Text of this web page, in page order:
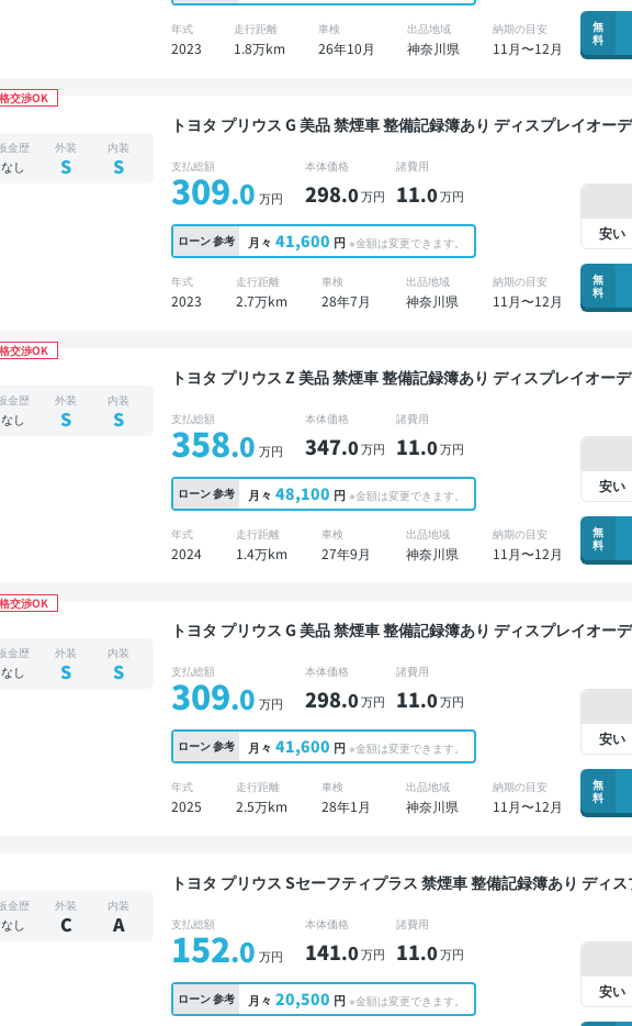
年式
2023
走行距離
1.8万km
車検
26年10月
出品地域
神奈川県
納期の目安
11月〜12月
無
料
交渉OK
トヨタ プリウス G 美品 禁煙車 整備記録簿あり ディスプレイオーディオ TV ブラインドスポット
金歴
なし
外装
S
内装
S 支払総額
309.0 万円
本体価格
298.0万円
諸費用
11.0万円
ローン参考 月々 41,600 円 ※金額は変更できます。
年式
2023
走行距離
2.7万km
車検
28年7月
出品地域
神奈川県
納期の目安
11月〜12月
無
料
交渉OK
トヨタ プリウス Z 美品 禁煙車 整備記録簿あり ディスプレイオーディオ ※ナビキットあり TV ブ
クドア バックモニター 全方位カメラ ドライブレコーダー 衝突軽減
金歴
なし
外装
S
内装
S 支払総額
358.0 万円
本体価格
347.0万円
諸費用
11.0万円
ローン参考 月々 48,100 円 ※金額は変更できます。
年式
2024
走行距離
1.4万km
車検
27年9月
出品地域
神奈川県
納期の目安
11月〜12月
無
料
交渉OK
トヨタ プリウス G 美品 禁煙車 整備記録簿あり ディスプレイオーディオ TV ブラインドスポット
衝突軽減
金歴
なし
外装
S
内装
S 支払総額
309.0 万円
本体価格
298.0万円
諸費用
11.0万円
ローン参考 月々 41,600 円 ※金額は変更できます。
年式
2025
走行距離
2.5万km
車検
28年1月
出品地域
神奈川県
納期の目安
11月〜12月
無
料
トヨタ プリウス Sセーフティプラス 禁煙車 整備記録簿あり ディスプレイオーディオ TV オート
金歴
なし
外装
C
内装
A 支払総額
152.0 万円
本体価格
141.0万円
諸費用
11.0万円
ローン参考 月々 20,500 円 ※金額は変更できます。